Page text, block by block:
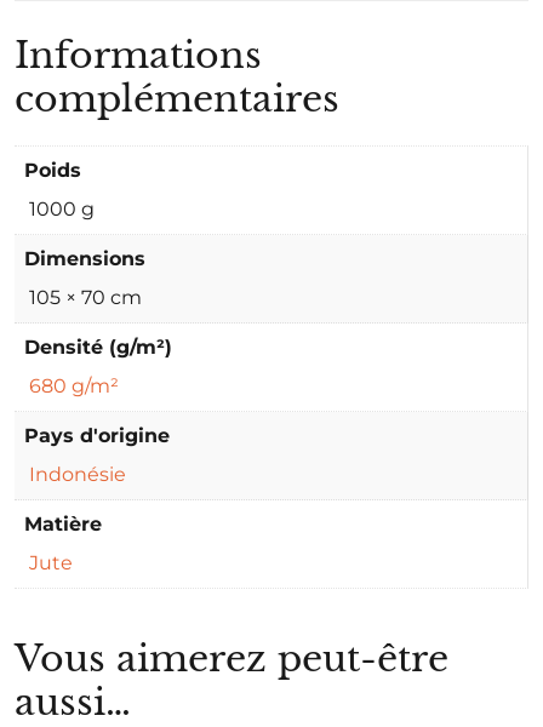
Informations
complémentaires
Poids
1000 g
Dimensions
105 × 70 cm
Densité (g/m²)
680 g/m²
Pays d'origine
Indonésie
Matière
Jute
Vous aimerez peut-être
aussi…